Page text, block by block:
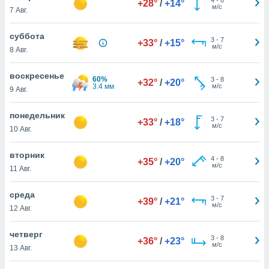
действия
рекламу
нашей
cookie
cookie
в
нашего
7 Авг.
+28° / +14°
м/с
суббота
8 Авг.
+33° / +15° 3- 7
м/с
воскресенье
9 Авг.
60%
3.4 мм
+32° / +20° 3- 8
м/с
понедельник
10 Авг.
+33° / +18° 3- 7
м/с
вторник
11 Авг.
+35° / +20° 4- 8
м/с
среда
12 Авг.
+39° / +21° 3- 7
м/с
четверг
13 Авг.
+36° / +23° 3- 8
м/с